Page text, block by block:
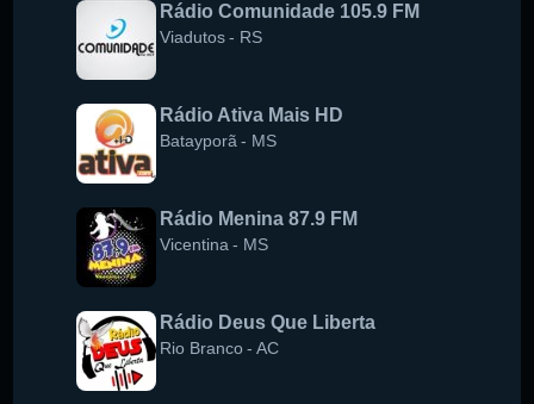
Rádio Comunidade 105.9 FM
Viadutos- RS
Rádio Ativa Mais HD
Batayporã - MS
Rádio Menina 87.9 FM
Vicentina - MS
Rádio Deus Que Liberta
Rio Branco-AC